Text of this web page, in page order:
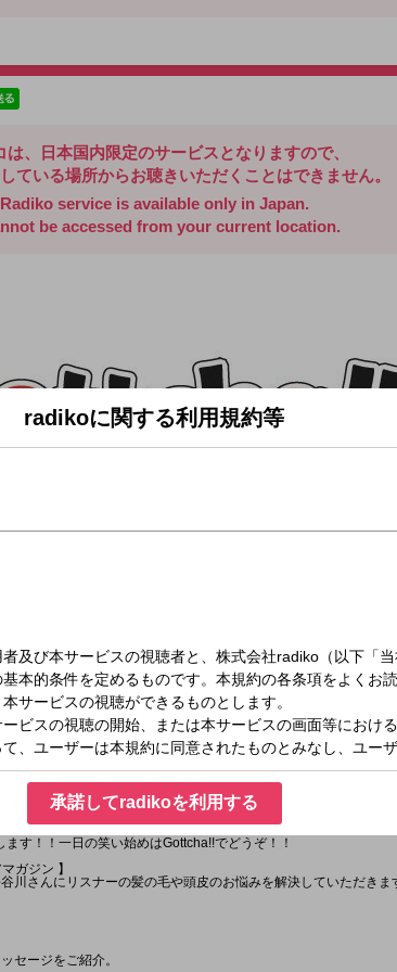
は、日本国内限定のサービスとなりますので、
ている場所からお聴きいただくことはできません。
Radiko service is available only in Japan.
be accessed from your current location.
す！！一日の笑い始めはGottcha!!でどうぞ！！
ガジン 】
川さんにリスナーの髪の毛や頭皮のお悩みを解決していただきま
セージをご紹介。
radikoに関する利用規約等
承諾してradikoを利用する